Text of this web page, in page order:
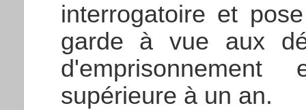
interrogatoire et
garde à vue aux
supérieure à un an.